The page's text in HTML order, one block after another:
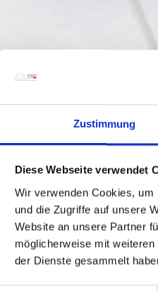
Zustimmung
Diese Webseite verwendet
Wir verwenden Cookies,
und die Zugriffe auf unsere
Website an unsere Partner
möglicherweise mit
der Dienste gesammelt
h 681 hm